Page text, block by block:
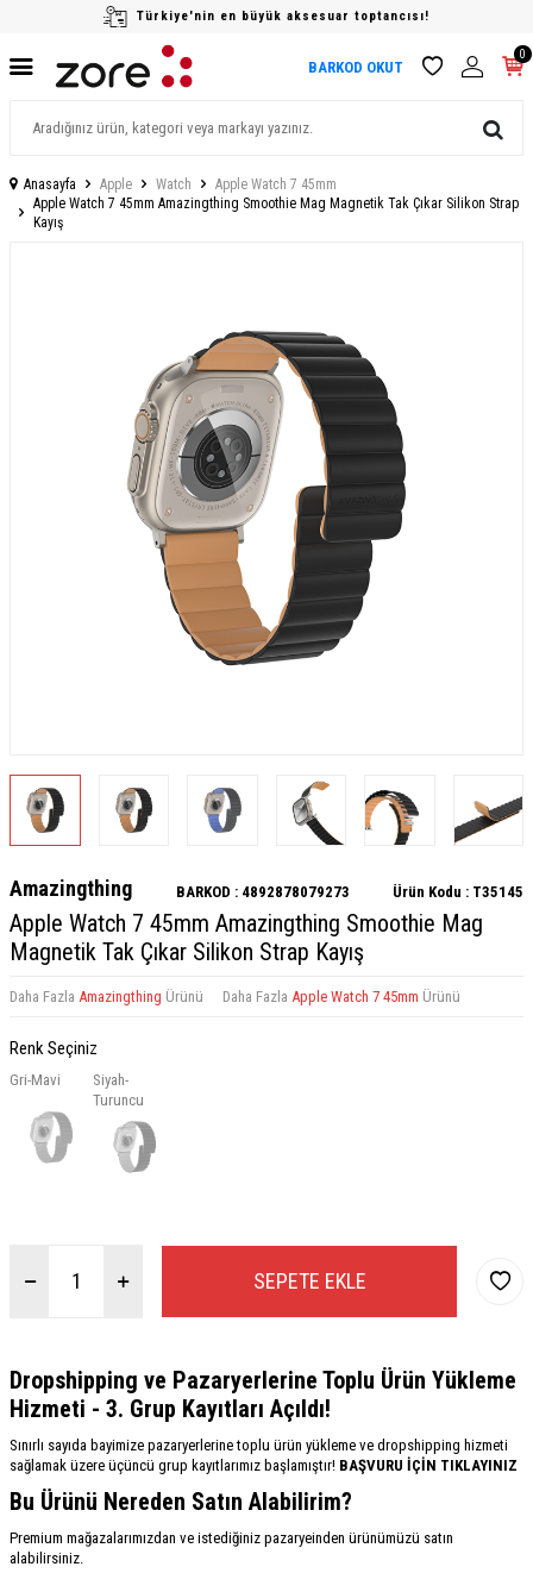
Türkiye'nin en büyük aksesuar toptancısı!
BARKOD OKUT
0
Anasayfa Apple Watch
Apple Watch 7 45mm
Apple Watch 7 45mm Amazingthing Smoothie Mag Magnetik Tak Çıkar Silikon Strap
Kayış
Amazingthing BARKOD : 4892878079273 Ürün Kodu : T35145
Apple Watch 7 45mm Amazingthing Smoothie Mag
Magnetik Tak Çıkar Silikon Strap Kayış
Daha Fazla Amazingthing Ürünü Daha Fazla Apple Watch 7 45mm Ürünü
Renk Seçiniz
Gri-Mavi
Siyah-
Turuncu
SEPETE EKLE
Dropshipping ve Pazaryerlerine Toplu Ürün Yükleme
Hizmeti - 3. Grup Kayıtları Açıldı!
Sınırlı sayıda bayimize pazaryerlerine toplu ürün yükleme ve dropshipping hizmeti
sağlamak üzere üçüncü grup kayıtlarımız başlamıştır! BAŞVURU İÇİN TIKLAYINIZ
Bu Ürünü Nereden Satın Alabilirim?
Premium mağazalarımızdan ve istediğiniz pazaryeinden ürünümüzü satın
alabilirsiniz.